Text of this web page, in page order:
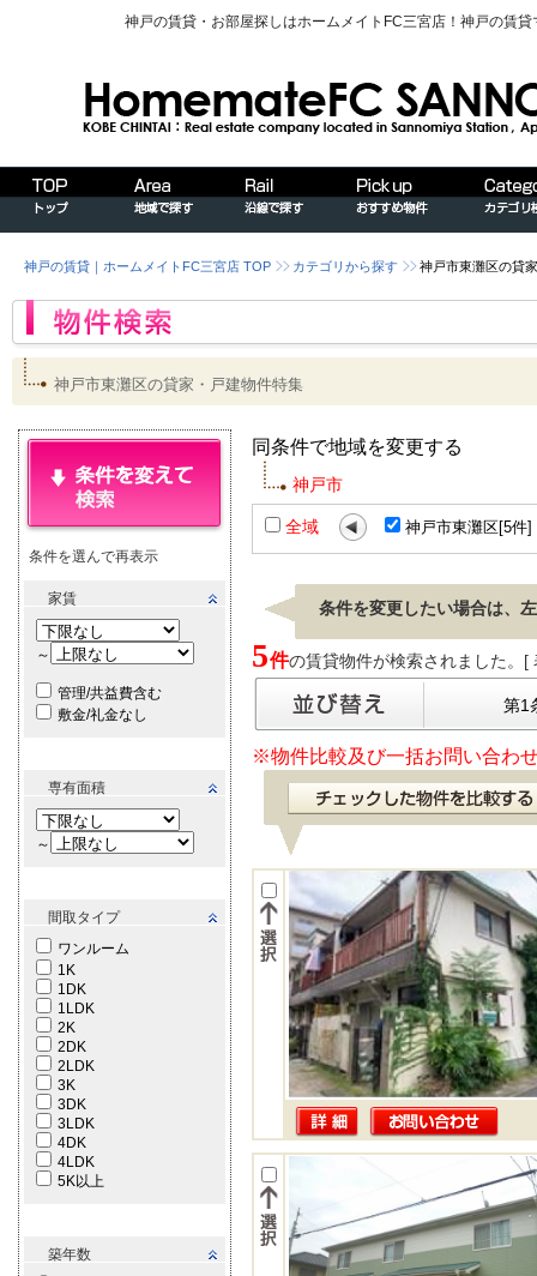
神戸の賃貸・お部屋探しはホームメイトFC三宮店！神戸の賃
神戸の賃貸｜ホームメイトFC三宮店 TOP カテゴリから探す 神戸市東灘区の貸
神戸市東灘区の貸家・戸建物件特集
条件を選んで再表示
家賃
～
管理/共益費含む
敷金/礼金なし
専有面積
～
間取タイプ
ワンルーム
1K
1DK
1LDK
2K
2DK
2LDK
3K
3DK
3LDK
4DK
4LDK
5K以上
築年数
同条件で地域を変更する
神戸市
全域 神戸市東灘区[5件]
条件を変更したい場合は、
5件の賃貸物件が検索されました。[
第1
※物件比較及び一括お問い合わ